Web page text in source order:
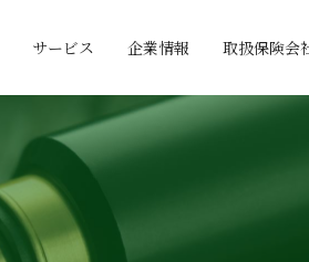
サービス 企業情報 取扱保険会